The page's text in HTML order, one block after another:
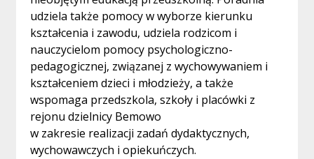
udziela także pomocy w wyborze kierunku
kształcenia i zawodu, udziela rodzicom i
nauczycielom pomocy psychologiczno-
pedagogicznej, związanej z wychowywaniem i
kształceniem dzieci i młodzieży, a także
wspomaga przedszkola, szkoły i placówki z
rejonu dzielnicy Bemowo
w zakresie realizacji zadań dydaktycznych,
wychowawczych i opiekuńczych.